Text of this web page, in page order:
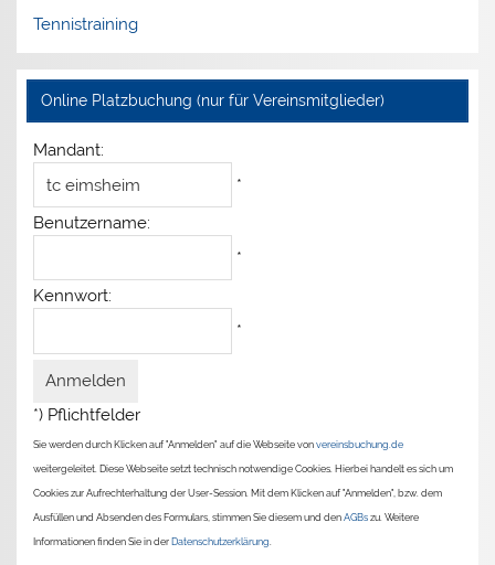
Tennistraining
Online Platzbuchung (nur für Vereinsmitglieder)
Mandant:
*
Benutzername:
*
Kennwort:
*
*) Pflichtfelder
Sie werden durch Klicken auf "Anmelden" auf die Webseite vonvereinsbuchung.de
weitergeleitet. Diese Webseite setzt technisch notwendige Cookies. Hierbei handelt es sich um
Cookies zur Aufrechterhaltung der User-Session. Mit dem Klicken auf "Anmelden", bzw. dem
Ausfüllen und Absenden des Formulars, stimmen Sie diesem und denAGBs zu. Weitere
Informationen finden Sie in der Datenschutzerklärung.